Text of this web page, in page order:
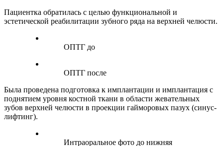
Пациентка обратилась с целью функциональной и
эстетической реабилитации зубного ряда на верхней челюсти.
ОПТГ до
ОПТГ после
Была проведена подготовка к имплантации и имплантация с
поднятием уровня костной ткани в области жевательных
зубов верхней челюсти в проекции гайморовых пазух (синус-
лифтинг).
Интраоральное фото до нижняя